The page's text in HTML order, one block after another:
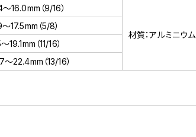
16.0mm（9/16）
材質：アルミニウム
17.5mm（5/8）
19.1mm（11/16）
22.4mm（13/16）